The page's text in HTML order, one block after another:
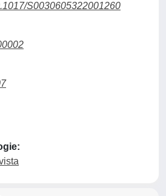
S0030605322001260